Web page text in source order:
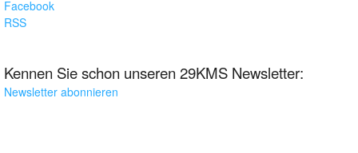
Facebook
RSS
Kennen Sie schon unseren 29KMS Newsletter:
Newsletter abonnieren